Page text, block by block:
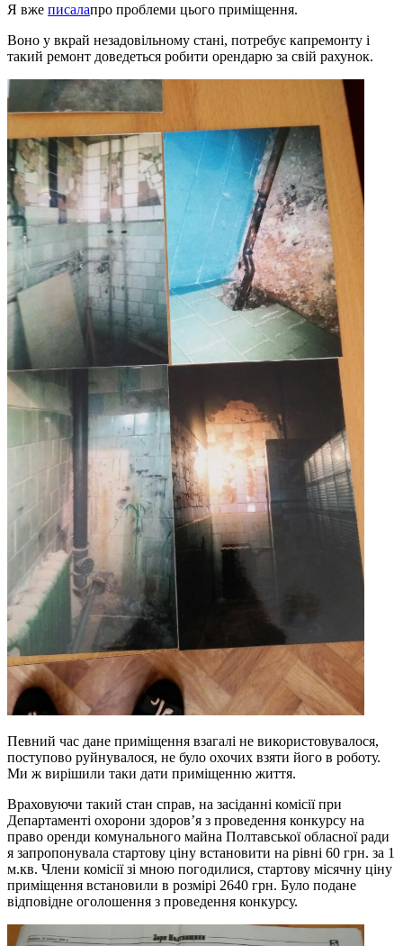
Я вже писалапро проблеми цього приміщення.
Воно у вкрай незадовільному стані, потребує капремонту і
такий ремонт доведеться робити орендарю за свій рахунок.
Певний час дане приміщення взагалі не використовувалося,
поступово руйнувалося, не було охочих взяти його в роботу.
Ми ж вирішили таки дати приміщенню життя.
Враховуючи такий стан справ, на засіданні комісії при
Департаменті охорони здоров’я з проведення конкурсу на
право оренди комунального майна Полтавської обласної ради
я запропонувала стартову ціну встановити на рівні 60 грн. за 1
м.кв. Члени комісії зі мною погодилися, стартову місячну ціну
приміщення встановили в розмірі 2640 грн. Було подане
відповідне оголошення з проведення конкурсу.